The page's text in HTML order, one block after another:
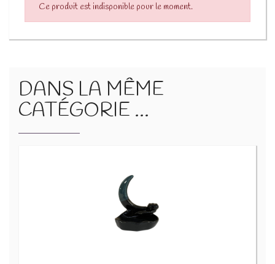
Ce produit est indisponible pour le moment.
DANS LA MÊME
CATÉGORIE ...